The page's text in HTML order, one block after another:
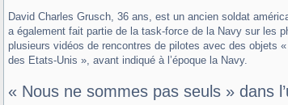
David Charles Grusch, 36 ans, est un ancien soldat
a également fait partie de la task-force de la Navy sur les
plusieurs vidéos de rencontres de pilotes avec des objets
des Etats-Unis », avant indiqué à l’époque la Navy.
« Nous ne sommes pas seuls » dans